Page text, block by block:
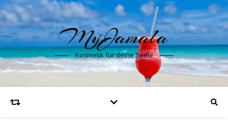
MyJamala
Kosmetik für deine Seele